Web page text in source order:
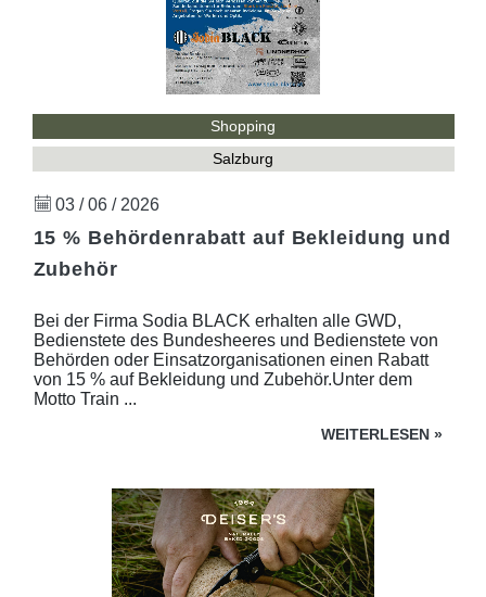
Shopping
Salzburg
03 / 06 / 2026
15 % Behördenrabatt auf Bekleidung und
Zubehör
Bei der Firma Sodia BLACK erhalten alle GWD,
Bedienstete des Bundesheeres und Bedienstete von
Behörden oder Einsatzorganisationen einen Rabatt
von 15 % auf Bekleidung und Zubehör.Unter dem
Motto Train ...
WEITERLESEN »